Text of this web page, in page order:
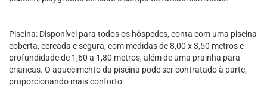
Piscina: Disponível para todos os hóspedes, conta com uma piscina
coberta, cercada e segura, com medidas de 8,00 x 3,50 metros e
profundidade de 1,60 a 1,80 metros, além de uma prainha para
crianças. O aquecimento da piscina pode ser contratado à parte,
proporcionando mais conforto.